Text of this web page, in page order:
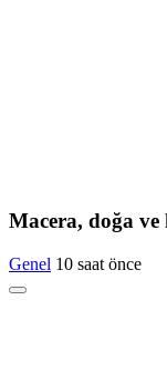
Macera, doğa ve
Genel 10 saat önce